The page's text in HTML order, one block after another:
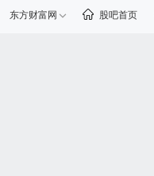
东方财富网 股吧首页